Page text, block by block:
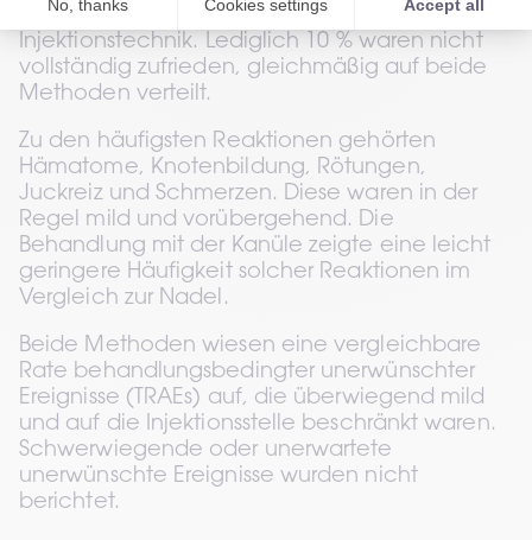
unabhängig von der gewählten
Injektionstechnik. Lediglich 10 % waren nicht
vollständig zufrieden, gleichmäßig auf beide
Methoden verteilt.
Zu den häufigsten Reaktionen gehörten
Hämatome, Knotenbildung, Rötungen,
Juckreiz und Schmerzen. Diese waren in der
Regel mild und vorübergehend. Die
Behandlung mit der Kanüle zeigte eine leicht
geringere Häufigkeit solcher Reaktionen im
Vergleich zur Nadel.
Beide Methoden wiesen eine vergleichbare
Rate behandlungsbedingter unerwünschter
Ereignisse (TRAEs) auf, die überwiegend mild
und auf die Injektionsstelle beschränkt waren.
Schwerwiegende oder unerwartete
unerwünschte Ereignisse wurden nicht
berichtet.